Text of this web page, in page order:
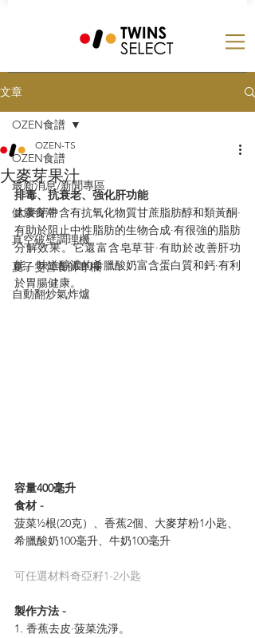
文章
OZEN食譜
最新消息/新聞專區
健康食潮
真空破壁調理機
夏子雯營養師專欄
自動翻炒氣炸爐
OZEN食譜
大麥芽果汁
OZEN-TS
排毒、抗衰老、強化肝功能
大麥芽中含有抗氧化物質甘蔗脂肪醇和類黃酮·
有助於阻止中性脂肪的生物合成·有很強的脂肪
分解效果。它還富含皂草苷·有助於改善肝功
能。味道醇濃的希臘酸奶富含蛋白質和鈣·有利
於胃腸健康。
容量400毫升
食材 -
菠菜½根(20克）、香蕉2個、大麥芽粉1小匙、
希臘酸奶100毫升、牛奶100毫升
可任選材料奇亞籽1-2小匙
製作方法 -
1. 香蕉去皮·菠菜洗淨。